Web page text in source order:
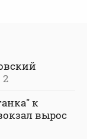
2
к
вырос